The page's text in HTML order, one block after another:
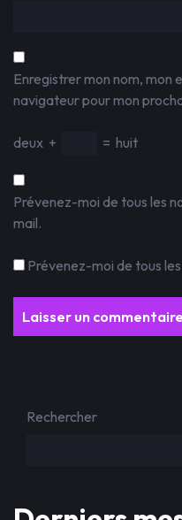
Enregistrer mon nom, mon
navigateur pour mon
deux + = huit
Prévenez-moi de tous les
mail.
Prévenez-moi de tous
Rechercher